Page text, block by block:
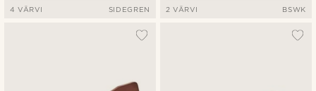
4 VÄRVI SIDEGREN 2 VÄRVI BSWK